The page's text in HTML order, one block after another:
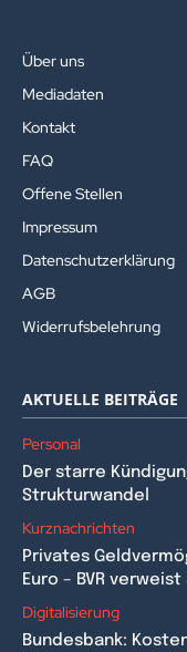
Über uns
Mediadaten
Kontakt
FAQ
Offene Stellen
Impressum
Datenschutzerklärung
AGB
Widerrufsbelehrung
AKTUELLE BEITRÄGE
Personal
Der starre
Strukturwandel
Kurznachrichten
Privates
Euro – BVR
Digitalisierung
Bundesbank: